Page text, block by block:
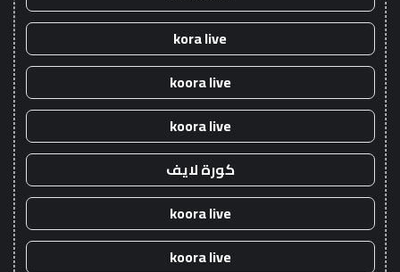
kora live
koora live
koora live
كورة لايف
koora live
koora live